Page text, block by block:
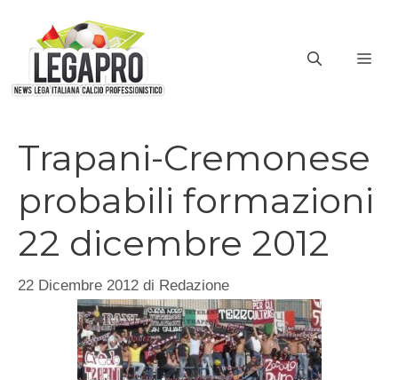
contenuto
Trapani-Cremonese
probabili formazioni
22 dicembre 2012
22 Dicembre 2012 di Redazione